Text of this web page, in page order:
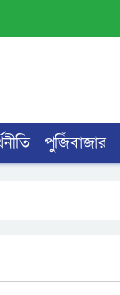
পুজিঁবাজার